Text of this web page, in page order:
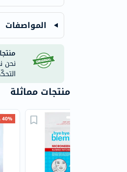
المواصفات
نحن
منتجات مماثلة
40% خصم